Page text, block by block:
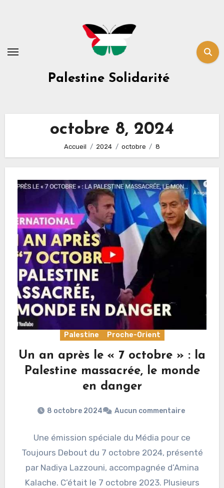
Palestine Solidarité
octobre 8, 2024
Accueil 2024 octobre 8
Palestine Proche-Orient
Un an après le « 7 octobre » : la
Palestine massacrée, le monde
en danger
8 octobre 2024 Aucun commentaire
Une émission spéciale du Média pour ce
Toujours Debout du 7 octobre 2024, présenté
par Nadiya Lazzouni, accompagnée d’Amina
Kalache. C’était le 7 octobre 2023. Plusieurs